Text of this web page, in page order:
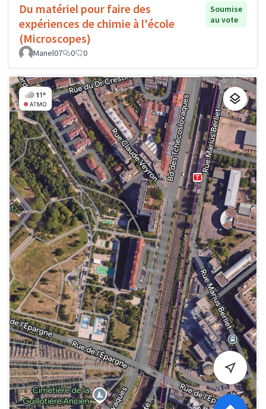
Du matériel pour faire des
expériences de chimie à l'école
(Microscopes)
Soumise
au vote
Manel07 0 0